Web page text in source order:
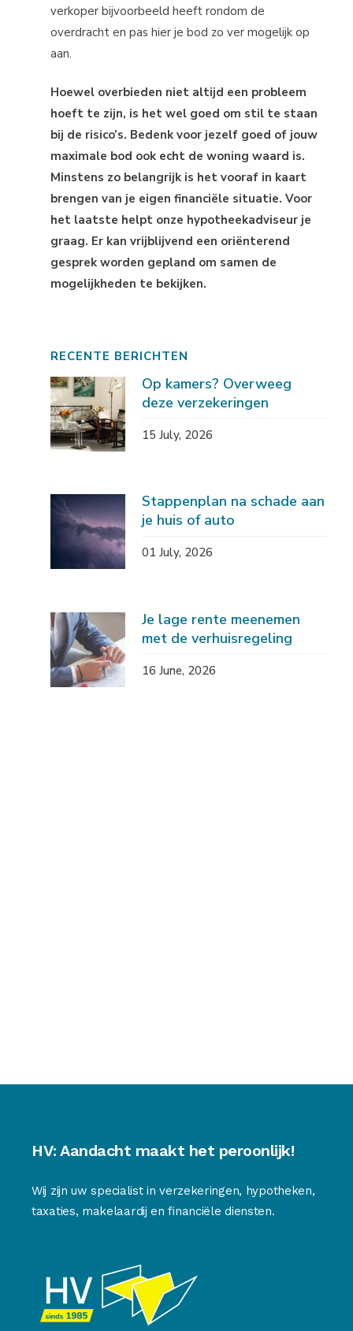
verkoper bijvoorbeeld heeft rondom de
overdracht en pas hier je bod zo ver mogelijk op
aan.
Hoewel overbieden niet altijd een probleem
hoeft te zijn, is het wel goed om stil te staan
bij de risico’s. Bedenk voor jezelf goed of jouw
maximale bod ook echt de woning waard is.
Minstens zo belangrijk is het vooraf in kaart
brengen van je eigen financiële situatie. Voor
het laatste helpt onze hypotheekadviseur je
graag. Er kan vrijblijvend een oriënterend
gesprek worden gepland om samen de
mogelijkheden te bekijken.
RECENTE BERICHTEN
Op kamers? Overweeg
deze verzekeringen
15 July, 2026
Stappenplan na schade aan
je huis of auto
01 July, 2026
Je lage rente meenemen
met de verhuisregeling
16 June, 2026
HV: Aandacht maakt het peroonlijk!
Wij zijn uw specialist in verzekeringen, hypotheken,
taxaties, makelaardij en financiële diensten.